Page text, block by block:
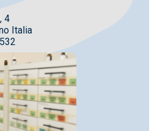
4
Italia